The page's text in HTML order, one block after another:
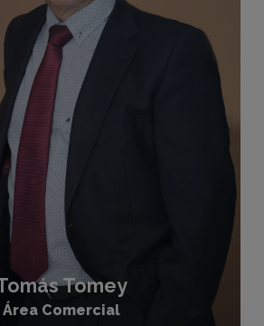
Tomás Tomey
Área Comercial